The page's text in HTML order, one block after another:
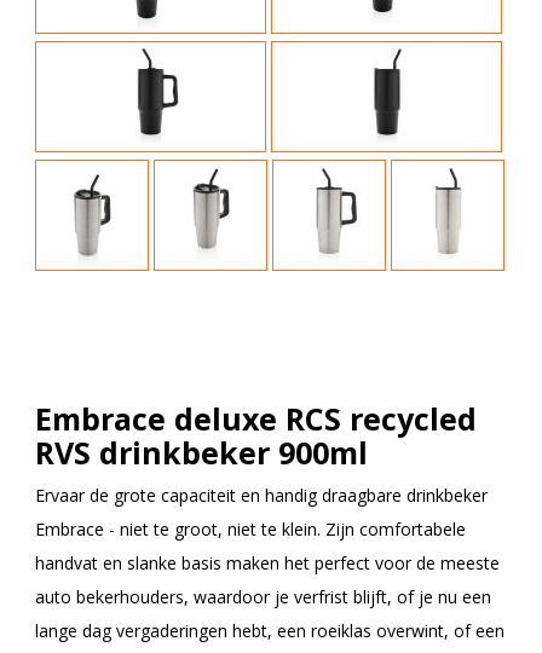
Embrace deluxe RCS recycled
RVS drinkbeker 900ml
Ervaar de grote capaciteit en handig draagbare drinkbeker
Embrace - niet te groot, niet te klein. Zijn comfortabele
handvat en slanke basis maken het perfect voor de meeste
auto bekerhouders, waardoor je verfrist blijft, of je nu een
lange dag vergaderingen hebt, een roeiklas overwint, of een